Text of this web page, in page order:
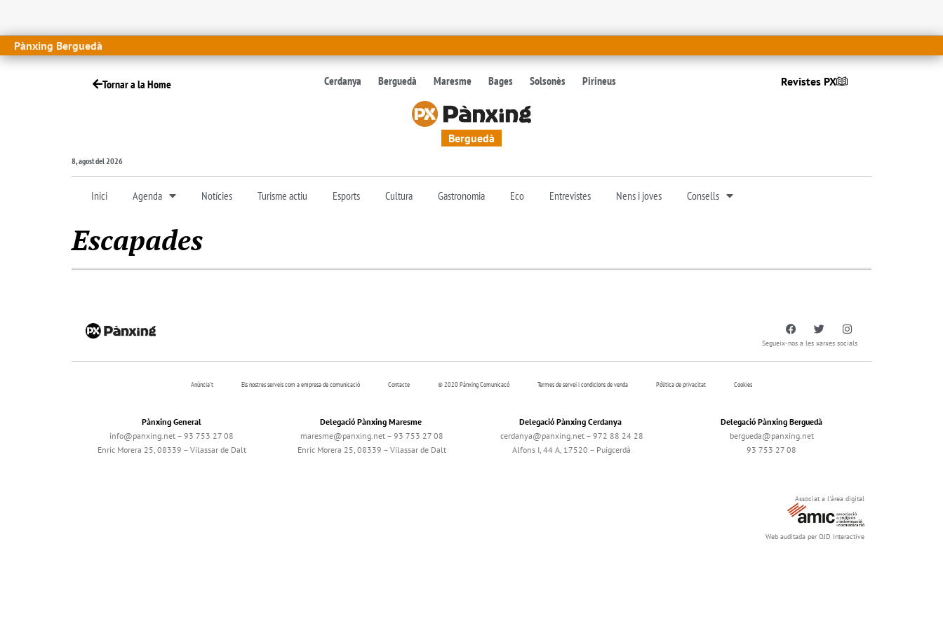
Pànxing Berguedà
Tornar a la Home Cerdanya Berguedà Maresme Bages Solsonès Pirineus Revistes PX
Berguedà
8, agost del 2026
Inici Agenda Notícies Turisme actiu Esports Cultura Gastronomia Eco Entrevistes Nens i joves Consells
Escapades
Segueix-nos a les xarxes socials
Anúncia’t Els nostres serveis com a empresa de comunicació Contacte © 2020 Pànxing Comunicacó Termes de servei i condicions de venda Pólitica de privacitat Cookies
Pànxing General
info@panxing.net – 93 753 27 08
Enric Morera 25, 08339 – Vilassar de Dalt
Delegació Pànxing Maresme
maresme@panxing.net – 93 753 27 08
Enric Morera 25, 08339 – Vilassar de Dalt
Delegació Pànxing Cerdanya
cerdanya@panxing.net – 972 88 24 28
Alfons I, 44 A, 17520 – Puigcerdà
Delegació Pànxing Berguedà
bergueda@panxing.net
93 753 27 08
Associat a l'àrea digital
Web auditada per OJD Interactive